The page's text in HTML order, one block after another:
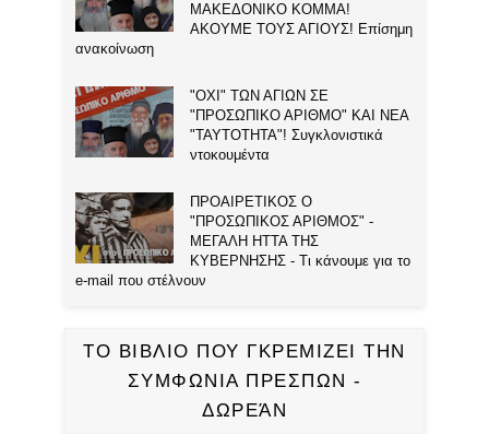
ΜΑΚΕΔΟΝΙΚΟ ΚΟΜΜΑ!
ΑΚΟΥΜΕ ΤΟΥΣ ΑΓΙΟΥΣ! Επίσημη
ανακοίνωση
"ΟΧΙ" ΤΩΝ ΑΓΙΩΝ ΣΕ
"ΠΡΟΣΩΠΙΚΟ ΑΡΙΘΜΟ" ΚΑΙ ΝΕΑ
"ΤΑΥΤΟΤΗΤΑ"! Συγκλονιστικά
ντοκουμέντα
ΠΡΟΑΙΡΕΤΙΚΟΣ Ο
"ΠΡΟΣΩΠΙΚΟΣ ΑΡΙΘΜΟΣ" -
ΜΕΓΑΛΗ ΗΤΤΑ ΤΗΣ
ΚΥΒΕΡΝΗΣΗΣ - Τι κάνουμε για το
e-mail που στέλνουν
ΤΟ ΒΙΒΛΙΟ ΠΟΥ ΓΚΡΕΜΙΖΕΙ ΤΗΝ
ΣΥΜΦΩΝΙΑ ΠΡΕΣΠΩΝ -
ΔΩΡΕΆΝ